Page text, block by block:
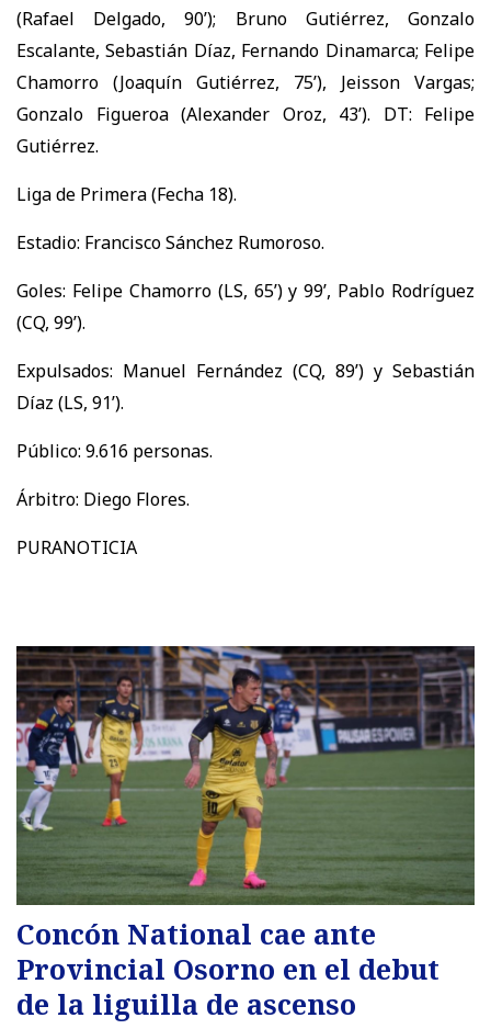
(Rafael Delgado, 90’); Bruno Gutiérrez, Gonzalo
Escalante, Sebastián Díaz, Fernando Dinamarca; Felipe
Chamorro (Joaquín Gutiérrez, 75’), Jeisson Vargas;
Gonzalo Figueroa (Alexander Oroz, 43’). DT: Felipe
Gutiérrez.
Liga de Primera (Fecha 18).
Estadio: Francisco Sánchez Rumoroso.
Goles: Felipe Chamorro (LS, 65’) y 99’, Pablo Rodríguez
(CQ, 99’).
Expulsados: Manuel Fernández (CQ, 89’) y Sebastián
Díaz (LS, 91’).
Público: 9.616 personas.
Árbitro: Diego Flores.
PURANOTICIA
Concón National cae ante
Provincial Osorno en el debut
de la liguilla de ascenso